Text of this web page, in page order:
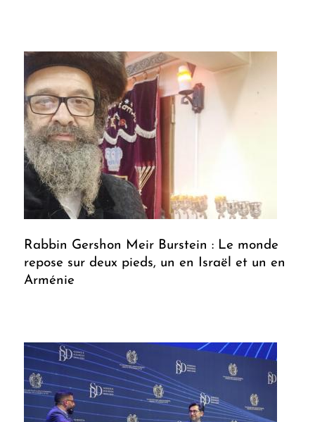
Rabbin Gershon Meir Burstein : Le monde
repose sur deux pieds, un en Israël et un en
Arménie